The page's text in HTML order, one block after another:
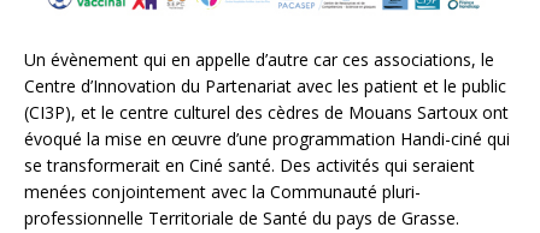
Un évènement qui en appelle d’autre car ces associations, le
Centre d’Innovation du Partenariat avec les patient et le public
(CI3P), et le centre culturel des cèdres de Mouans Sartoux ont
évoqué la mise en œuvre d’une programmation Handi-ciné qui
se transformerait en Ciné santé. Des activités qui seraient
menées conjointement avec la Communauté pluri-
professionnelle Territoriale de Santé du pays de Grasse.